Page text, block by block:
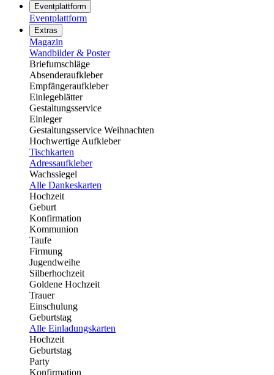
Eventplattform
Eventplattform
Extras
Magazin
Wandbilder & Poster
Briefumschläge
Absenderaufkleber
Empfängeraufkleber
Einlegeblätter
Gestaltungsservice
Einleger
Gestaltungsservice Weihnachten
Hochwertige Aufkleber
Tischkarten
Adressaufkleber
Wachssiegel
Alle Dankeskarten
Hochzeit
Geburt
Konfirmation
Kommunion
Taufe
Firmung
Jugendweihe
Silberhochzeit
Goldene Hochzeit
Trauer
Einschulung
Geburtstag
Alle Einladungskarten
Hochzeit
Geburtstag
Party
Konfirmation